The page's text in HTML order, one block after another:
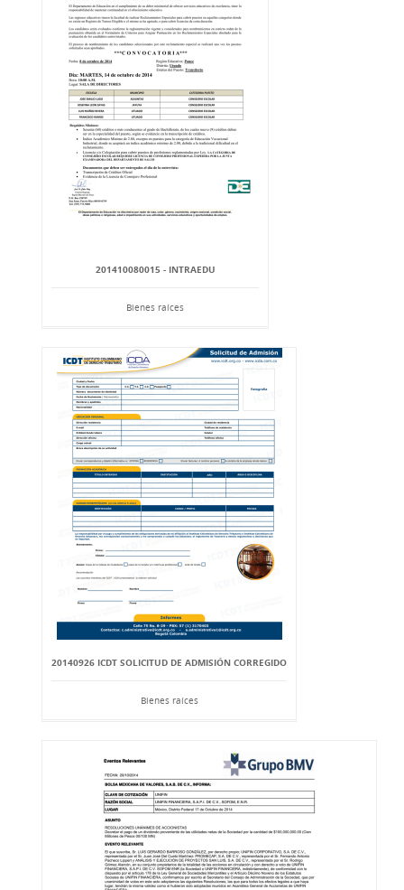
201410080015 - INTRAEDU
Bienes raíces
20140926 ICDT SOLICITUD DE ADMISIÓN CORREGIDO
Bienes raíces